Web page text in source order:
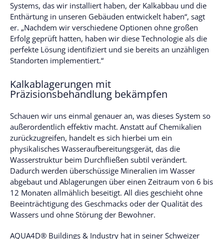
Systems, das wir installiert haben, der Kalkabbau und die
Enthärtung in unseren Gebäuden entwickelt haben“, sagt
er. „Nachdem wir verschiedene Optionen ohne großen
Erfolg geprüft hatten, haben wir diese Technologie als die
perfekte Lösung identifiziert und sie bereits an unzähligen
Standorten implementiert.“
Kalkablagerungen mit
Präzisionsbehandlung bekämpfen
Schauen wir uns einmal genauer an, was dieses System so
außerordentlich effektiv macht. Anstatt auf Chemikalien
zurückzugreifen, handelt es sich hierbei um ein
physikalisches Wasseraufbereitungsgerät, das die
Wasserstruktur beim Durchfließen subtil verändert.
Dadurch werden überschüssige Mineralien im Wasser
abgebaut und Ablagerungen über einen Zeitraum von 6 bis
12 Monaten allmählich beseitigt. All dies geschieht ohne
Beeinträchtigung des Geschmacks oder der Qualität des
Wassers und ohne Störung der Bewohner.
AQUA4D® Buildings & Industry hat in seiner Schweizer